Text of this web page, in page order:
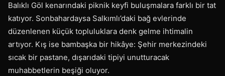
Balıklı Göl kenarındaki piknik keyfi buluşmalara farklı bir tat
katıyor. Sonbahardaysa Salkımlı’daki bağ evlerinde
düzenlenen küçük topluluklara denk gelme ihtimalin
artıyor. Kış ise bambaşka bir hikâye: Şehir merkezindeki
sıcak bir pastane, dışarıdaki tipiyi unutturacak
muhabbetlerin beşiği oluyor.